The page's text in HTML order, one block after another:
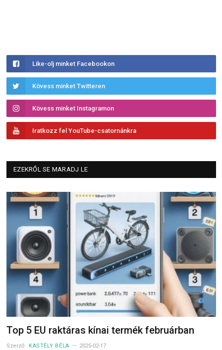
Like-olj minket Facebookon
Kövess minket Twitteren
Kövess minket Instagramon
Iratkozz fel YouTube-csatornánkra
EZEKRŐL SE MARADJ LE
Top 5 EU raktáras kínai termék februárban
Szerző: KASTÉLY BÉLA 2025-02-17